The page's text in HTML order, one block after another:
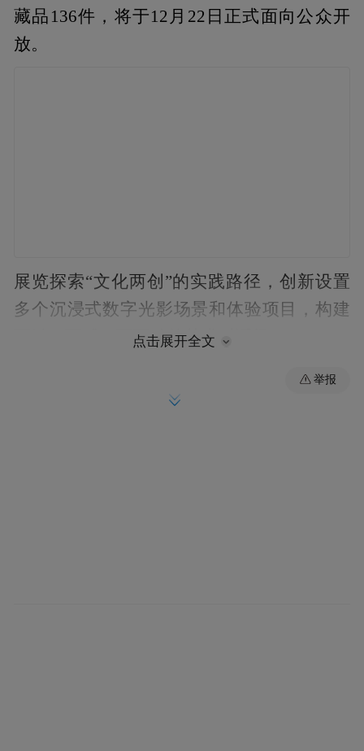
藏品136件，将于12月22日正式面向公众开
放。
展览探索“文化两创”的实践路径，创新设置
多个沉浸式数字光影场景和体验项目，构建
可触、可感、可互动的艺术对话场。
“我们希望每位观众都能拥有一双‘白石之
眼’，跟随齐白石从年少到年老，感受他的人
点击展开全文
举报